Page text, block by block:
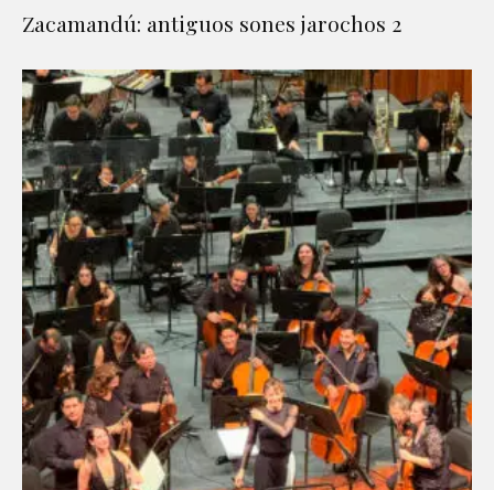
Zacamandú: antiguos sones jarochos 2